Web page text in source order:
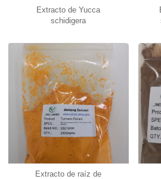
Extracto de Yucca
schidigera
Extracto de raíz de